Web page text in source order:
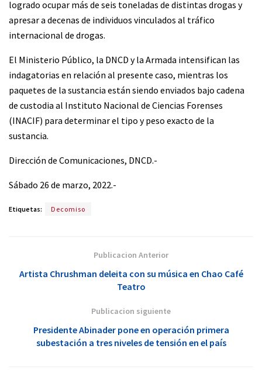
logrado ocupar más de seis toneladas de distintas drogas y
apresar a decenas de individuos vinculados al tráfico
internacional de drogas.
El Ministerio Público, la DNCD y la Armada intensifican las
indagatorias en relación al presente caso, mientras los
paquetes de la sustancia están siendo enviados bajo cadena
de custodia al Instituto Nacional de Ciencias Forenses
(INACIF) para determinar el tipo y peso exacto de la
sustancia.
Dirección de Comunicaciones, DNCD.-
Sábado 26 de marzo, 2022.-
Etiquetas: Decomiso
Publicacion Anterior
Artista Chrushman deleita con su música en Chao Café
Teatro
Publicacion siguiente
Presidente Abinader pone en operación primera
subestación a tres niveles de tensión en el país